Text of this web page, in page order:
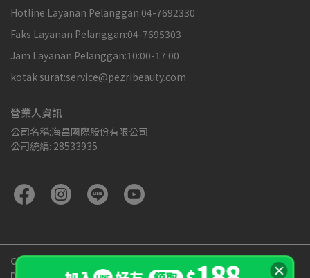
Hotline Layanan Pelanggan:04-7692330
Faks Layanan Pelanggan:04-7695303
Jam Layanan Pelanggan:10:00-17:00
kotak surat:service@pezribeauty.com
營業人資訊
公司名稱:海昌國際股份有限公司
公司統編: 28533935
Copyright ©PEZRI派翠胜肽專家官方網站All Rights Reserved.
Designed byCYBERBIZ.